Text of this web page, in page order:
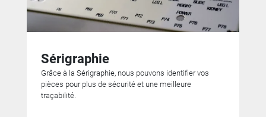
Sérigraphie
Grâce à la Sérigraphie, nous pouvons identifier vos
pièces pour plus de sécurité et une meilleure
traçabilité.